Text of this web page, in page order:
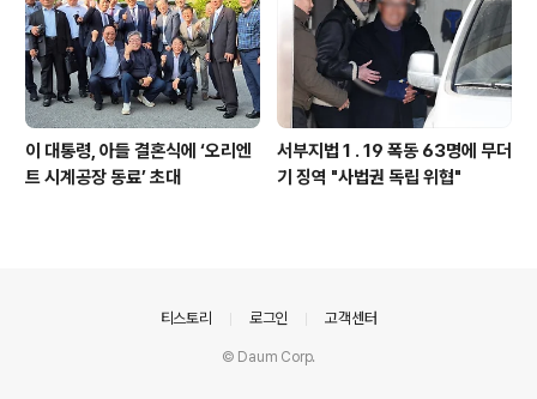
이 대통령, 아들 결혼식에 ‘오리엔
트 시계공장 동료’ 초대
서부지법 1 . 19 폭동 63명에 무더
기 징역 "사법권 독립 위협"
티스토리 로그인 고객센터
© Daum Corp.